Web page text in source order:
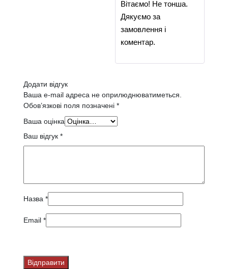
Вітаємо! Не тонша.
Дякуємо за
замовлення і
коментар.
Додати відгук
Ваша e-mail адреса не оприлюднюватиметься.
Обов’язкові поля позначені *
Ваша оцінка
Ваш відгук *
Назва *
Email *